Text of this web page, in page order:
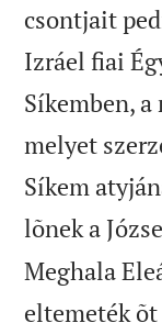
csontjait
Izráel fiai
Síkemben, a
melyet
Síkem
lõnek a
Meghala
eltemeték